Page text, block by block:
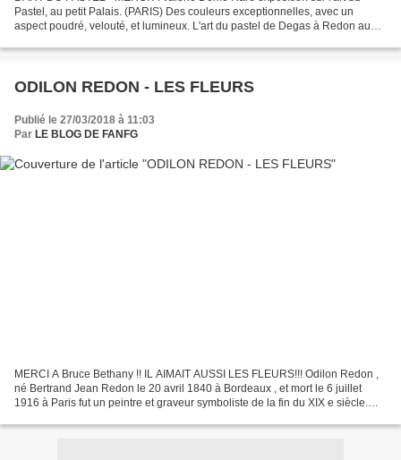
Pastel, au petit Palais. (PARIS) Des couleurs exceptionnelles, avec un
aspect poudré, velouté, et lumineux. L'art du pastel de Degas à Redon au
ODILON REDON - LES FLEURS
Publié le 27/03/2018 à 11:03
Par LE BLOG DE FANFG
MERCI A Bruce Bethany !! IL AIMAIT AUSSI LES FLEURS!!! Odilon Redon ,
né Bertrand Jean Redon le 20 avril 1840 à Bordeaux , et mort le 6 juillet
1916 à Paris fut un peintre et graveur symboliste de la fin du XIX e siècle.